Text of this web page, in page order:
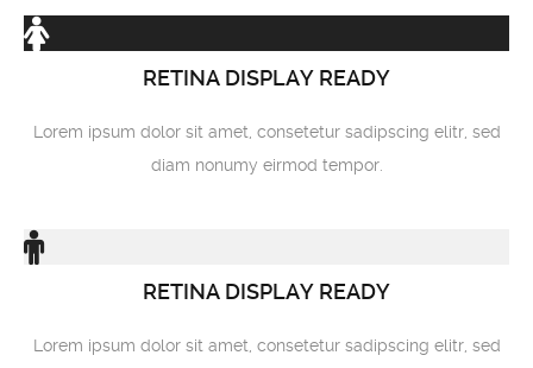
RETINA DISPLAY READY
Lorem ipsum dolor sit amet, consetetur sadipscing elitr, sed
diam nonumy eirmod tempor.
RETINA DISPLAY READY
Lorem ipsum dolor sit amet, consetetur sadipscing elitr, sed